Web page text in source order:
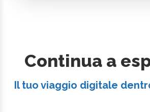
Continua a
Il tuo viaggio digitale